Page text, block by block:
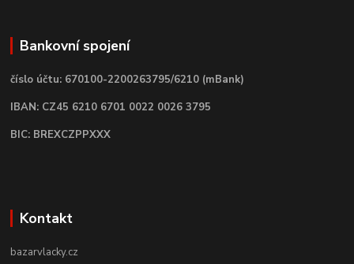
Bankovní spojení
číslo účtu: 670100-2200263795/6210 (mBank)
IBAN: CZ45 6210 6701 0022 0026 3795
BIC: BREXCZPPXXX
Kontakt
bazarvlacky.cz